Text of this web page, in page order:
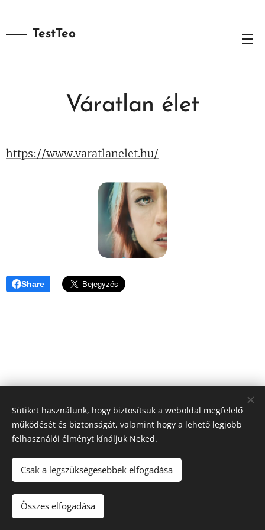
TestTeo
Váratlan élet
https://www.varatlanelet.hu/
Share
© 2013-2026 Testünk teológiája | Minden jog fenntartva.
| Működésünk támogatója:
Az oldalt a
Sütiket használunk, hogy biztosítsuk a weboldal megfelelő
működését és biztonságát, valamint hogy a lehető legjobb
felhasználói élményt kínáljuk Neked.
Csak a legszükségesebbek elfogadása
Összes elfogadása